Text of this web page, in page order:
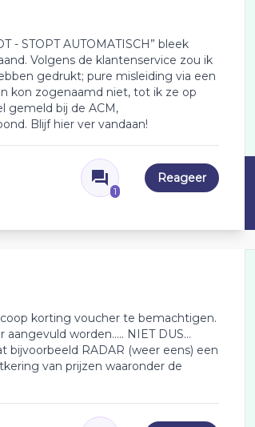
- STOPT AUTOMATISCH” bleek
Volgens de klantenservice zou ik
gedrukt; pure misleiding via een
kon zogenaamd niet, tot ik ze op
gemeld bij de ACM,
Blijf hier ver vandaan!
1
Reageer
korting voucher te bemachtigen.
worden..... NIET DUS...
bijvoorbeeld RADAR (weer eens) een
van prijzen waaronder de